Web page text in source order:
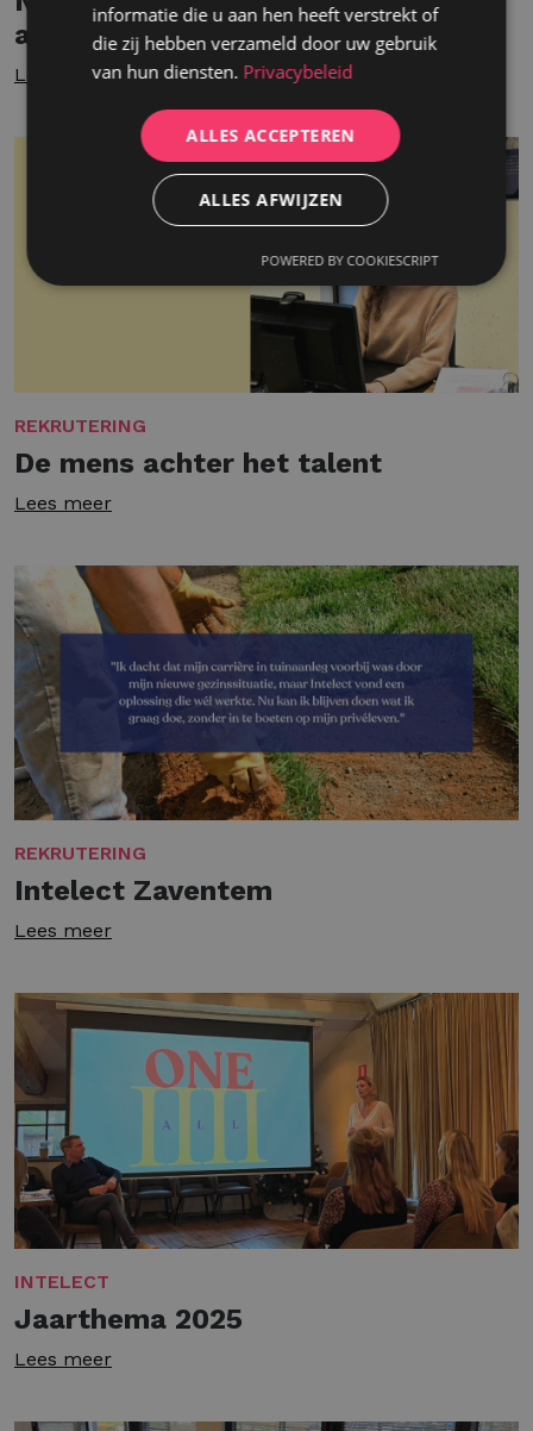
arbeidsmarkt
Lees meer
REKRUTERING
De mens achter het talent
Lees meer
REKRUTERING
Intelect Zaventem
Lees meer
INTELECT
Jaarthema 2025
Lees meer
informatie die u aan hen heeft verstrekt of
die zij hebben verzameld door uw gebruik
van hun diensten. Privacybeleid
ALLES ACCEPTEREN
ALLES AFWIJZEN
POWERED BY COOKIESCRIPT